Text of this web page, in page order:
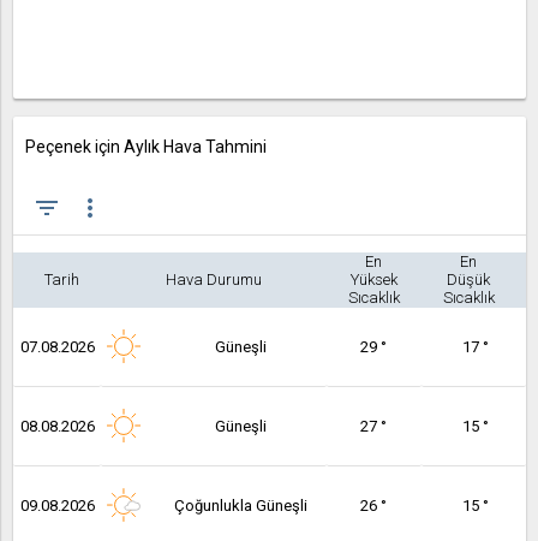
Peçenek için Aylık Hava Tahmini
filter_list more_vert
Tarih Hava Durumu
En
Yüksek
Sıcaklık
En
Düşük
Sıcaklık
07.08.2026 Güneşli 29 ° 17 °
08.08.2026 Güneşli 27 ° 15 °
09.08.2026 Çoğunlukla Güneşli 26 ° 15 °